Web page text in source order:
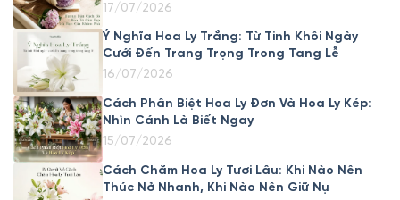
17/07/2026
Ý Nghĩa Hoa Ly Trắng: Từ Tinh Khôi Ngày
Cưới Đến Trang Trọng Trong Tang Lễ
16/07/2026
Cách Phân Biệt Hoa Ly Đơn Và Hoa Ly Kép:
Nhìn Cánh Là Biết Ngay
15/07/2026
Cách Chăm Hoa Ly Tươi Lâu: Khi Nào Nên
Thúc Nở Nhanh, Khi Nào Nên Giữ Nụ